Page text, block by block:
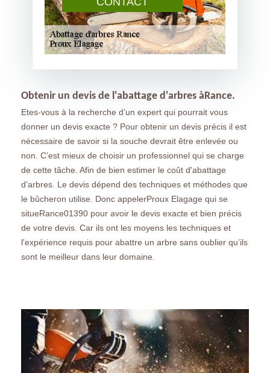
Obtenir un devis de l'abattage d'arbres àRance.
Etes-vous à la recherche d’un expert qui pourrait vous
donner un devis exacte ? Pour obtenir un devis précis il est
nécessaire de savoir si la souche devrait être enlevée ou
non. C’est mieux de choisir un professionnel qui se charge
de cette tâche. Afin de bien estimer le coût d'abattage
d'arbres. Le devis dépend des techniques et méthodes que
le bûcheron utilise. Donc appelerProux Elagage qui se
situeRance01390 pour avoir le devis exacte et bien précis
de votre devis. Car ils ont les moyens les techniques et
l'expérience requis pour abattre un arbre sans oublier qu’ils
sont le meilleur dans leur domaine.